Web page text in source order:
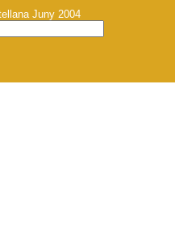
Juny 2004